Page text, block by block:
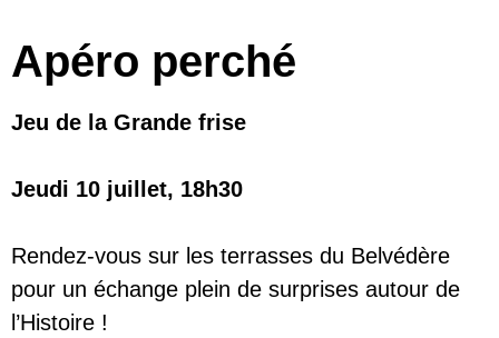
Apéro perché
Jeu de la Grande frise
Jeudi 10 juillet, 18h30
Rendez-vous sur les terrasses du Belvédère
pour un échange plein de surprises autour de
l’Histoire !